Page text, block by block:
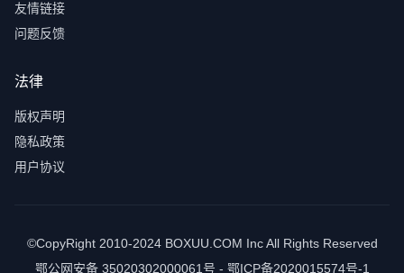
友情链接
问题反馈
法律
版权声明
隐私政策
用户协议
©CopyRight 2010-2024 BOXUU.COM Inc All Rights Reserved
鄂公网安备 35020302000061号 - 鄂ICP备2020015574号-1